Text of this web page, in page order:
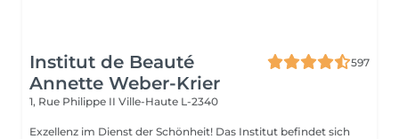
Institut de Beauté
Annette Weber-Krier
597
1, Rue Philippe II Ville-Haute L-2340
Exzellenz im Dienst der Schönheit! Das Institut befindet sich